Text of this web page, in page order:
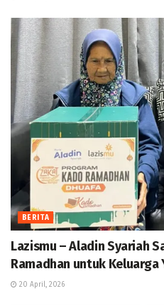
BERITA
Lazismu – Aladin Syariah
Ramadhan untuk Keluarga
20 April, 2026